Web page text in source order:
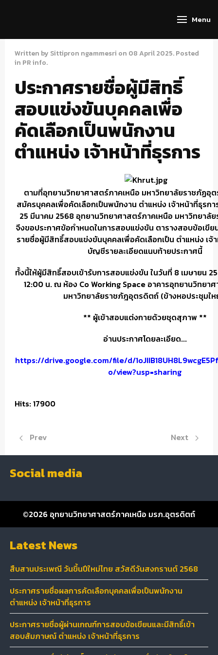
Menu
Written by Sittipron ngammesri on 08 April 2025. Posted
in PR info.
ประกาศรายชื่อผู้มีสิทธิ์
สอบแข่งขันบุคคลเพื่อ
คัดเลือกเป็นพนักงาน
ตำแหน่ง เจ้าหน้าที่ธุรการ
ตามที่อุทยานวิทยาศาสตร์ภาคเหนือ มหาวิทยาลัยราชภัฏอุ
สมัครบุคคลเพื่อคัดเลือกเป็นพนักงาน ตำแหน่ง เจ้าหน้าที่ธุรก
25 มีนาคม 2568 อุทยานวิทยาศาสตร์ภาคเหนือ มหาวิทยาลั
จึงขอประกาศข้อกำหนดในการสอบแข่งขัน ตารางสอบข้อเขี
รายชื่อผู้มีสิทธิ์สอบแข่งขันบุคคลเพื่อคัดเลือกเป็น ตำแหน่ง เจ้
บัญชีรายละเอียดแนบท้ายประกาศนี้
ทั้งนี้ให้ผู้มีสิทธิ์สอบเข้ารับการสอบแข่งขัน ในวันที่ 8 เมษายน
12:00 น. ณ ห้อง Co Working Space อาคารอุทยานวิทยา
มหาวิทยาลัยราชภัฎอุตรดิตถ์ (ข้างหอประชุมใ
** ผู้เข้าสอบแต่งกายด้วยชุดสุภาพ **
อ่านประกาศโดยละเอียด...
https://drive.google.com/file/d/
o/view?usp=sharing
Hits: 17900
Previous article: ประกาศรายชื่อผู้ผ่านเกณฑ์การสอบข้อเ
Prev Next
Next
Social media
©2026 อุทยานวิทยาศาสตร์ภาคเหนือ มรภ.อุตรดิตถ์
Latest News
สืบสานประเพณี วันขึ้นปีใหม่ไทย สวัสดีวันสงกรานต์ 2568
ประกาศรายชื่อผลการคัดเลือกบุคคลเพื่อเป็นพนักงาน
ตำแหน่ง เจ้าหน้าที่ธุรการ
ประกาศรายชื่อผู้ผ่านเกณฑ์การสอบข้อเขียนและมีสิทธิ์เข้า
สอบสัมภาษณ์ ตำแหน่ง เจ้าหน้าที่ธุรการ